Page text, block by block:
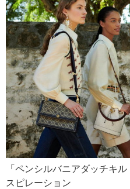
「ペンシルバニアダッチキ
スピレーション